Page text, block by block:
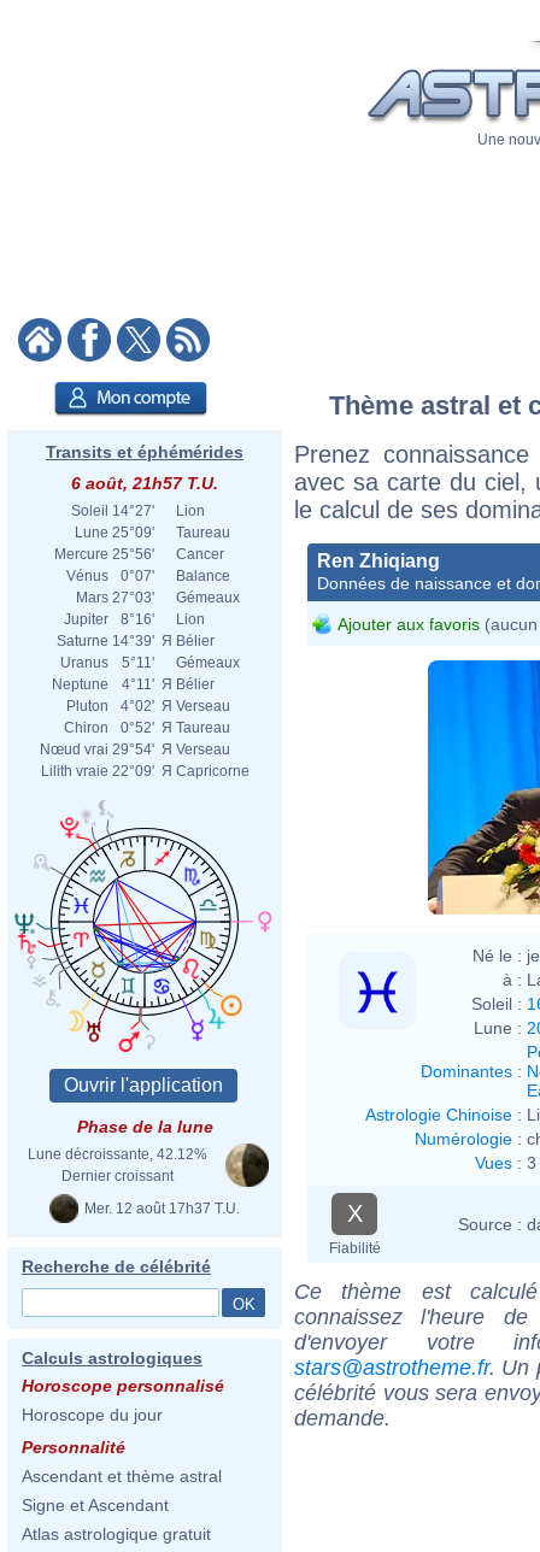
Une
Transits et éphémérides
6 août, 21h57 T.U.
Soleil 14°27'
Lion
Lune 25°09'
Taureau
Mercure 25°56'
Cancer
Vénus
0°07'
Balance
Mars 27°03'
Gémeaux
Jupiter
8°16'
Lion
Saturne 14°39' Я Bélier
Uranus
5°11'
Gémeaux
Neptune
4°11' Я Bélier
Pluton
4°02' Я Verseau
Chiron
0°52' Я Taureau
Nœud vrai 29°54' Я Verseau
Lilith vraie 22°09' Я Capricorne
Phase de la lune
Lune décroissante, 42.12%
Dernier croissant
Mer. 12 août 17h37 T.U.
Recherche de célébrité
Calculs astrologiques
Horoscope personnalisé
Horoscope du jour
Personnalité
Ascendant et thème astral
Signe et Ascendant
Atlas astrologique gratuit
Thème astral et
Prenez
avec sa carte du ciel,
le calcul de ses
Ren Zhiqiang
Données de naissance et
Ajouter aux favoris
Né le :
à :
Soleil :
Lune :
Dominantes :
Astrologie Chinoise :
Numérologie :
Vues : 3
X
Fiabilité
Source :
Ce thème est
connaissez l'heure
d'envoyer votre
stars@astrotheme.fr. Un
célébrité vous sera
demande.